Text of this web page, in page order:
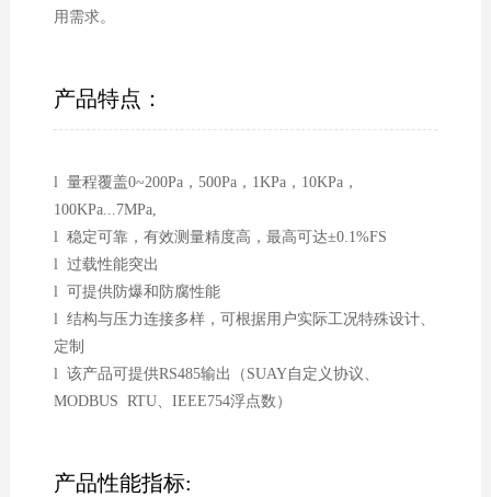
用需求。
产品特点：
l 量程覆盖0~200Pa，500Pa，1KPa，10KPa，
100KPa...7MPa,
l 稳定可靠，有效测量精度高，最高可达±0.1%FS
l 过载性能突出
l 可提供防爆和防腐性能
l 结构与压力连接多样，可根据用户实际工况特殊设计、
定制
l 该产品可提供RS485输出（SUAY自定义协议、
MODBUS RTU、IEEE754浮点数）
产品性能指标: